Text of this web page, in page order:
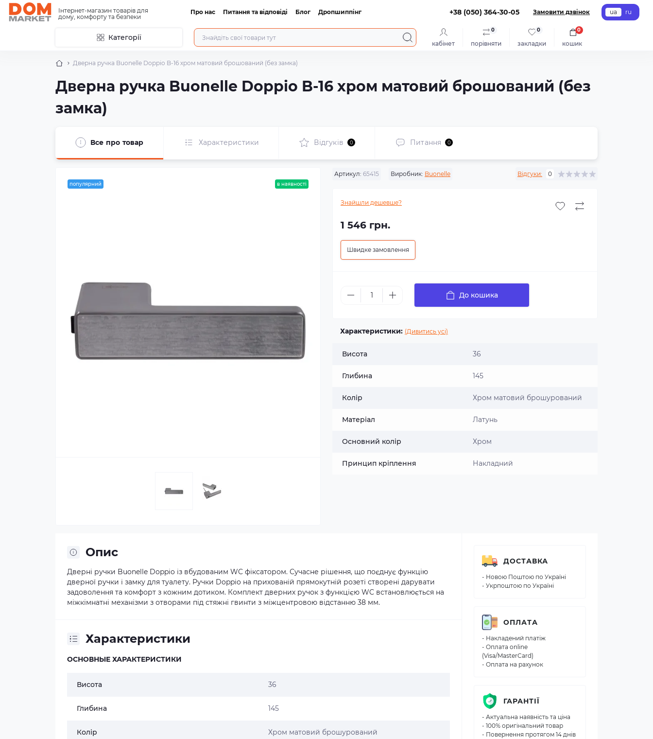
Інтернет-магазин товарів для
дому, комфорту та безпеки
Про нас Питання та відповіді Блог Дропшиппінг +38 (050) 364-30-05 Замовити дзвінок ua ru
Категорії
кабінет порівняти
0
закладки
0
кошик
0
Дверна ручка Buonelle Doppio B-16 хром матовий брошований (без замка)
Дверна ручка Buonelle Doppio B-16 хром матовий брошований (без
замка)
Все про товар Характеристики Відгуків 0 Питання 0
популярний в наявності
Артикул: 65415 Виробник: Buonelle Відгуки: 0
Знайшли дешевше?
1 546 грн.
Швидке замовлення
До кошика
Характеристики: (Дивитись усі)
Висота 36
Глибина 145
Колір Хром матовий брошурований
Матеріал Латунь
Основний колір Хром
Принцип кріплення Накладний
Опис
Дверні ручки Buonelle Doppio із вбудованим WC фіксатором. Сучасне рішення, що поєднує функцію
дверної ручки і замку для туалету. Ручки Doppio на прихованій прямокутній розеті створені дарувати
задоволення та комфорт з кожним дотиком. Комплект дверних ручок з функцією WC встановлюється на
міжкімнатні механізми з отворами під стяжні гвинти з міжцентровою відстанню 38 мм.
Характеристики
ОСНОВНЫЕ ХАРАКТЕРИСТИКИ
Висота 36
Глибина 145
Колір Хром матовий брошурований
ДОСТАВКА
- Новою Поштою по Україні
- Укрпоштою по Україні
ОПЛАТА
- Накладений платіж
- Оплата online
(Visa/MasterCard)
- Оплата на рахунок
ГАРАНТІЇ
- Актуальна наявність та ціна
- 100% оригінальний товар
- Повернення протягом 14 днів